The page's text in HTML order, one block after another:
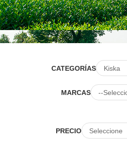
CATEGORÍAS
MARCAS
PRECIO